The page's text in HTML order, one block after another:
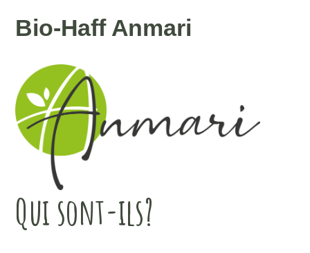
Bio-Haff Anmari
Qui sont-ils?